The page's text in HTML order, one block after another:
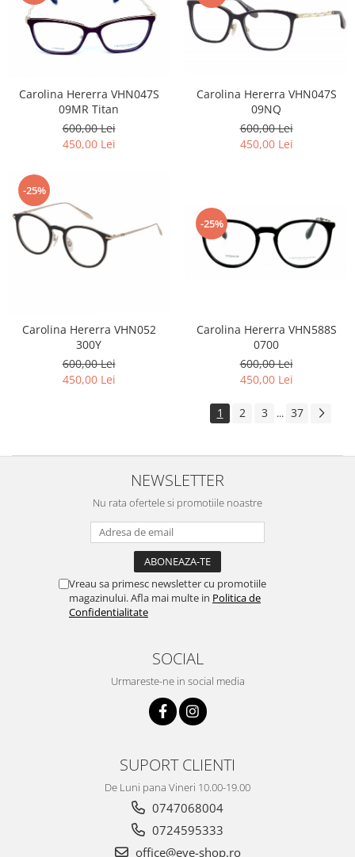
Carolina Hererra VHN047S
09MR Titan
600,00 Lei
450,00 Lei
Carolina Hererra VHN047S
09NQ
600,00 Lei
450,00 Lei
-25%
Carolina Hererra VHN052
300Y
600,00 Lei
450,00 Lei
-25%
Carolina Hererra VHN588S
0700
600,00 Lei
450,00 Lei
1 2 3 ... 37
NEWSLETTER
Nu rata ofertele si promotiile noastre
Vreau sa primesc newsletter cu promotiile
magazinului. Afla mai multe in Politica de
Confidentialitate
SOCIAL
Urmareste-ne in social media
SUPORT CLIENTI
De Luni pana Vineri 10.00-19.00
0747068004
0724595333
office@eye-shop.ro